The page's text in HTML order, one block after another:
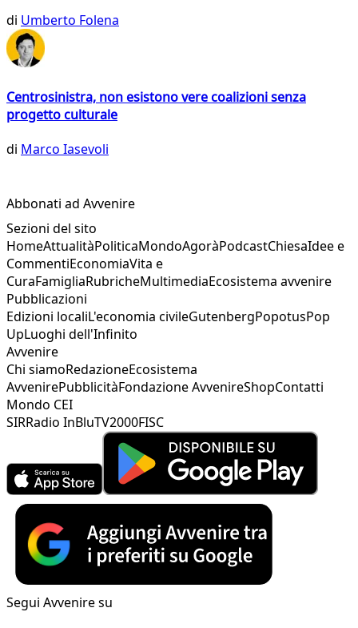
di Umberto Folena
Centrosinistra, non esistono vere coalizioni senza
progetto culturale
di Marco Iasevoli
Abbonati ad Avvenire
Sezioni del sito
HomeAttualitàPoliticaMondoAgoràPodcastChiesaIdee e
CommentiEconomiaVita e
CuraFamigliaRubricheMultimediaEcosistema avvenire
Pubblicazioni
Edizioni localiL'economia civileGutenbergPopotusPop
UpLuoghi dell'Infinito
Avvenire
Chi siamoRedazioneEcosistema
AvvenirePubblicitàFondazione AvvenireShopContatti
Mondo CEI
SIRRadio InBluTV2000FISC
Segui Avvenire su